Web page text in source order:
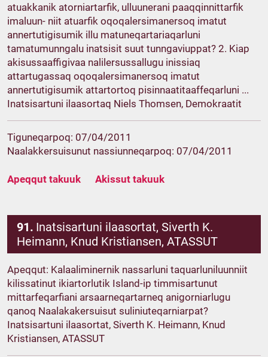
atuakkanik atorniartarfik, ulluunerani paaqqinnittarfik
imaluun- niit atuarfik oqoqalersimanersoq imatut
annertutigisumik illu matuneqartariaqarluni
tamatumunngalu inatsisit suut tunngaviuppat? 2. Kiap
akisussaaffigivaa nalilersussallugu inissiaq
attartugassaq oqoqalersimanersoq imatut
annertutigisumik attartortoq pisinnaatitaaffeqarluni ...
Inatsisartuni ilaasortaq Niels Thomsen, Demokraatit
Tiguneqarpoq: 07/04/2011
Naalakkersuisunut nassiunneqarpoq: 07/04/2011
Apeqqut takuuk Akissut takuuk
91. Inatsisartuni ilaasortat, Siverth K.
Heimann, Knud Kristiansen, ATASSUT
Apeqqut: Kalaaliminernik nassarluni taquarluniluunniit
kilissatinut ikiartorlutik Island-ip timmisartunut
mittarfeqarfiani arsaarneqartarneq anigorniarlugu
qanoq Naalakakersuisut suliniuteqarniarpat?
Inatsisartuni ilaasortat, Siverth K. Heimann, Knud
Kristiansen, ATASSUT